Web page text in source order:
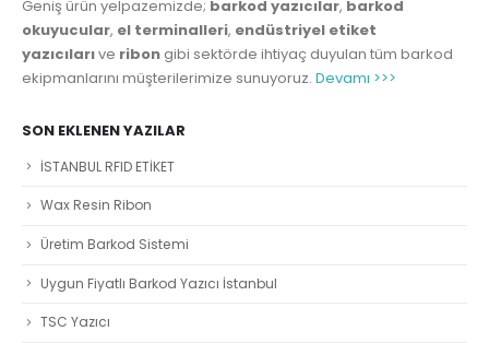
Geniş ürün yelpazemizde; barkod yazıcılar, barkod
okuyucular, el terminalleri, endüstriyel etiket
yazıcılarıve ribon gibi sektörde ihtiyaç duyulan tüm barkod
ekipmanlarını müşterilerimize sunuyoruz. Devamı >>>
SON EKLENEN YAZILAR
İSTANBUL RFID ETİKET
Wax Resin Ribon
Üretim Barkod Sistemi
Uygun Fiyatlı Barkod Yazıcı İstanbul
TSC Yazıcı